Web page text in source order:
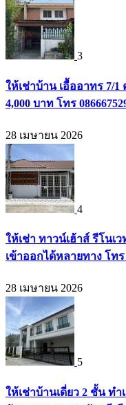
3
ให้เช่าบ้าน เอื้ออาทร 7/
4,000 บาท โทร
28 เมษายน 2026
4
ให้เช่า ทาวน์เฮ้าส์ รีโนเ
เข้าออกได้หลายทาง โทร
28 เมษายน 2026
5
ให้เช่าบ้านเดี่ยว 2 ชั้น ท